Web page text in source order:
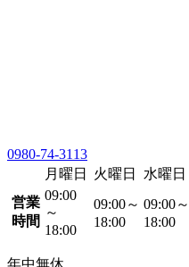
0980-74-3113
月曜日
火曜日 水曜日
営業
時間
09:00
～
18:00
09:00～
18:00
09:00～
18:00
年中無休